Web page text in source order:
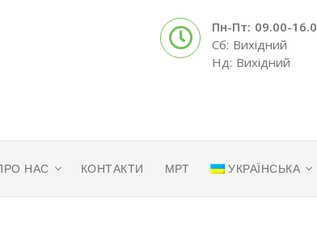
Пн-Пт: 09.00-
Сб: Вихідний
Нд: Вихідний
НАС КОНТАКТИ МРТ УКРАЇНСЬКА